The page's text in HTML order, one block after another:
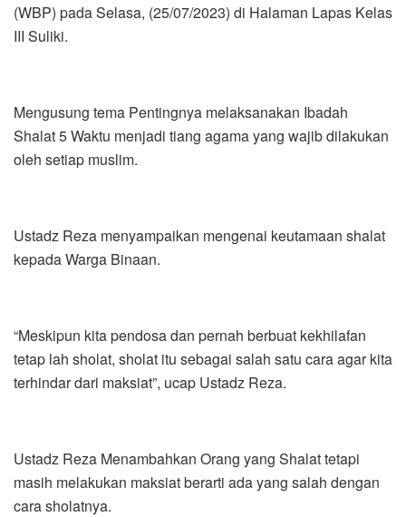
(WBP) pada Selasa, (25/07/2023) di Halaman Lapas Kelas
III Suliki.
Mengusung tema Pentingnya melaksanakan Ibadah
Shalat 5 Waktu menjadi tiang agama yang wajib dilakukan
oleh setiap muslim.
Ustadz Reza menyampaikan mengenai keutamaan shalat
kepada Warga Binaan.
“Meskipun kita pendosa dan pernah berbuat kekhilafan
tetap lah sholat, sholat itu sebagai salah satu cara agar kita
terhindar dari maksiat”, ucap Ustadz Reza.
Ustadz Reza Menambahkan Orang yang Shalat tetapi
masih melakukan maksiat berarti ada yang salah dengan
cara sholatnya.